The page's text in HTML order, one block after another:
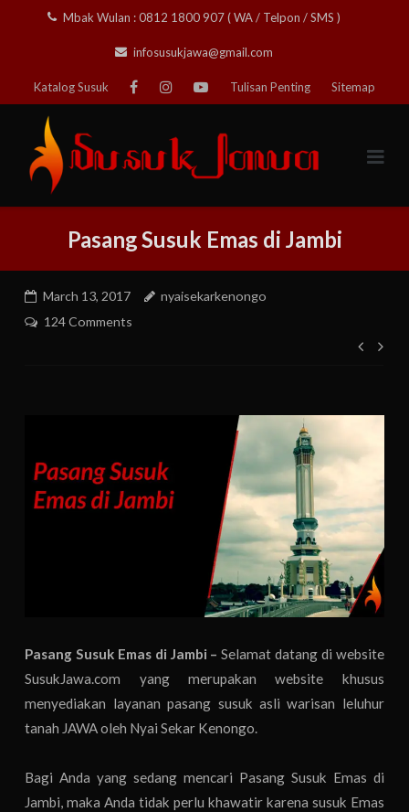
Mbak Wulan : 0812 1800 907 ( WA / Telpon / SMS )
infosusukjawa@gmail.com
Katalog Susuk Tulisan Penting Sitemap
Pasang Susuk Emas di Jambi
March 13, 2017
nyaisekarkenongo
124 Comments
Post
Pasang Susuk Emas di Jambi – Selamat datang di website
SusukJawa.com yang merupakan website khusus
menyediakan layanan pasang susuk asli warisan leluhur
tanah JAWA oleh Nyai Sekar Kenongo.
Bagi Anda yang sedang mencari Pasang Susuk Emas di
Jambi, maka Anda tidak perlu khawatir karena susuk Emas